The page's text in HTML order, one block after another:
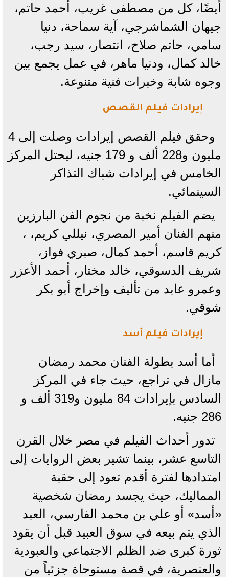
أيضًا، كل من مصطفى غريب، أحمد حاتم،
جيهان الشماشرجي، آية سماحة، دنيا
سامي، حاتم صلاح، انتصار، سيد رجب،
خالد كمال، ودنيا ماهر، في عمل يجمع بين
وجوه شابة وخبرات فنية متنوعة.
إيرادات فيلم القصص
وحقق فيلم القصص إيرادات وصلت إلى 4
مليون و228 ألف و 179 جنيه، ليحتل المركز
الخامس في إيرادات شباك التذاكر
السينمائي.
يضم الفيلم نخبة من نجوم الفن البارزين
منهم الفنان أمير المصري، نيللي كريم، ،
كريم قاسم، أحمد كمال، صبري فواز،
شريف الدسوقي، خالد مختار، أحمد الأعزر
وعمرو عابد من تأليف وإخراج أبو بكر
شوقي.
إيرادات فيلم أسد
أما أسد بطولة الفنان محمد رمضان
مازال في تراجع، حيث جاء في المركز
السادس بإيرادات 84 مليون و319 ألف و
286 جنيه.
تدور أحداث الفيلم في مصر خلال القرن
التاسع عشر، بينما تشير بعض الروايات إلى
امتدادها لفترة أقدم تعود إلى حقبة
المماليك، حيث يجسد رمضان شخصية
«أسد» أو علي بن محمد الفارسي، العبد
الذي يتم بيعه في سوق العبيد قبل أن يقود
ثورة كبرى ضد الظلم الاجتماعي والعبودية
والعنصرية، في قصة مستوحاة جزئياً من